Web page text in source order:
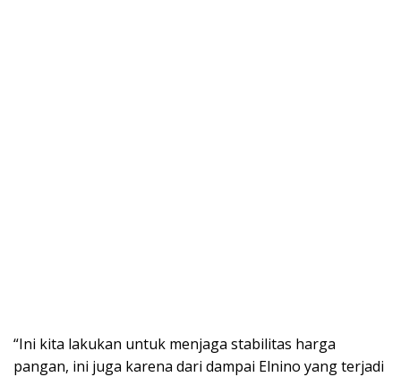
“Ini kita lakukan untuk menjaga stabilitas harga
pangan, ini juga karena dari dampai Elnino yang terjadi